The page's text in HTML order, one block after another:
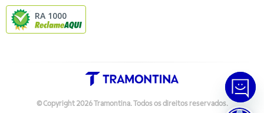
RA 1000
© Copyright 2026Tramontina. Todos os direitos reservados.